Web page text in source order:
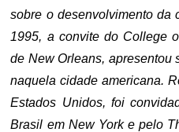
sobre o desenvolvimento da
1995, a convite do College
de New Orleans, apresentou
naquela cidade americana.
Estados Unidos, foi
Brasil em New York e pelo